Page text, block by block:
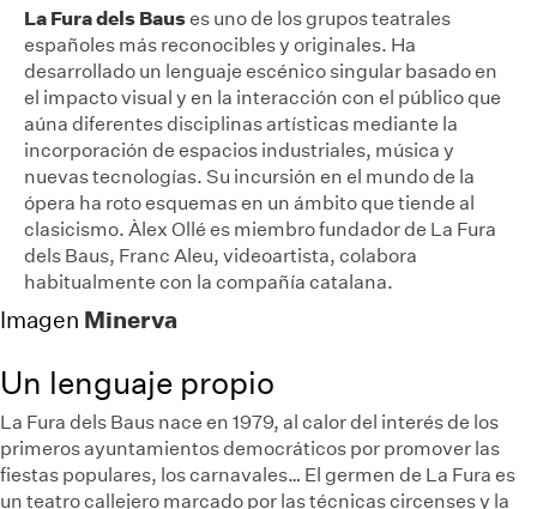
La Fura dels Bauses uno de los grupos teatrales
españoles más reconocibles y originales. Ha
desarrollado un lenguaje escénico singular basado en
el impacto visual y en la interacción con el público que
aúna diferentes disciplinas artísticas mediante la
incorporación de espacios industriales, música y
nuevas tecnologías. Su incursión en el mundo de la
ópera ha roto esquemas en un ámbito que tiende al
clasicismo. Àlex Ollé es miembro fundador de La Fura
dels Baus, Franc Aleu, videoartista, colabora
habitualmente con la compañía catalana.
Imagen Minerva
Un lenguaje propio
La Fura dels Baus nace en 1979, al calor del interés de los
primeros ayuntamientos democráticos por promover las
fiestas populares, los carnavales… El germen de La Fura es
un teatro callejero marcado por las técnicas circenses y la